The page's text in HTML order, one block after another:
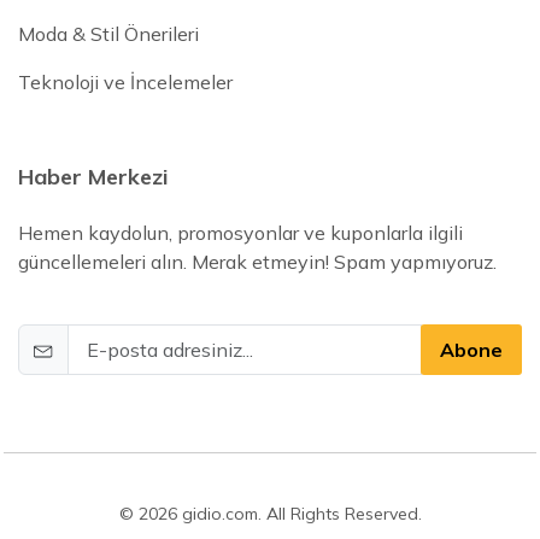
Moda & Stil Önerileri
Teknoloji ve İncelemeler
Haber Merkezi
Hemen kaydolun, promosyonlar ve kuponlarla ilgili
güncellemeleri alın. Merak etmeyin! Spam yapmıyoruz.
Abone
© 2026 gidio.com. All Rights Reserved.